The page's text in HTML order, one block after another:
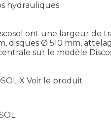
hydrauliques
ont une largeur de
disques Ø 510 mm,
sur le modèle
X Voir le produit